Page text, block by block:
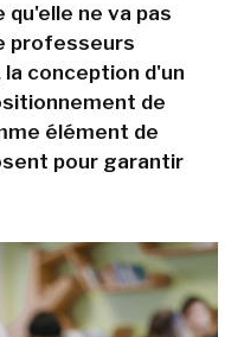
ne va pas
professeurs
conception d'un
de
élément de
pour garantir